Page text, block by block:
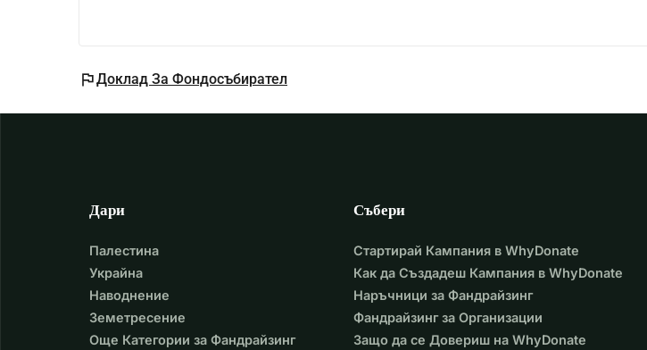
flagДоклад За Фондосъбирател
Дари
Палестина
Украйна
Наводнение
Земетресение
Още Категории за Фандрайзинг
Събери
Стартирай Кампания в WhyDonate
Как да Създадеш Кампания в WhyDonate
Наръчници за Фандрайзинг
Фандрайзинг за Организации
Защо да се Довериш на WhyDonate